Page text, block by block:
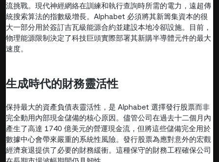
流挑戰。現代神經網絡在訓練和執行查詢時所需的電力，遠超傳
統搜索算法的指數級增長。Alphabet 必須將其新籌集資本的很
大一部分用於簽訂吉瓦級能源合約並建設本地冷卻設施。目前，
物理能源限制決定了科技巨頭實際部署其新購半導體元件的最大
速度。
生成時代的財務靈活性
保持最大的資產負債表靈活性，是 Alphabet 選擇發行股票而非
完全動用內部現金儲備的核心原因。儘管公司在過去十二個月內
產生了高達 1740 億美元的營運現金流，但將這些儲備完全用於
數據中心會帶來嚴重的系統性風險。發行股票為應對意外的宏觀
經濟衰退提供了必要的財務緩衝。這種保守的財務工程確保公司